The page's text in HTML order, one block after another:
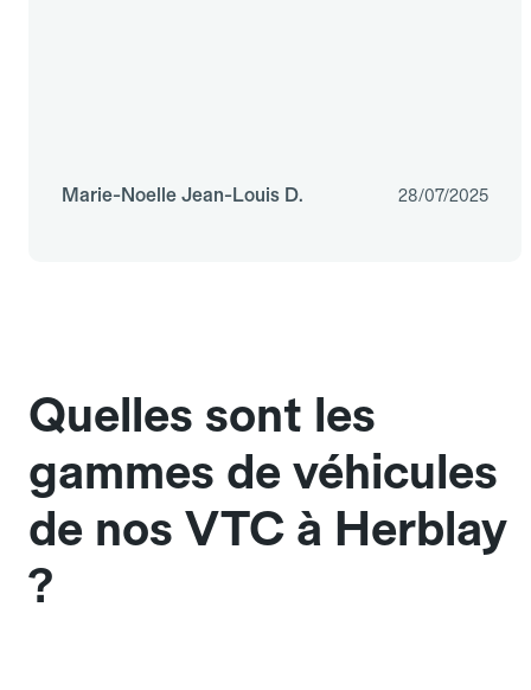
Marie-Noelle Jean-Louis D. 28/07/2025
Quelles sont les
gammes de véhicules
de nos VTC à Herblay
?